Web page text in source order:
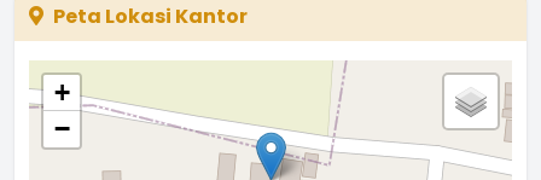
Peta Lokasi Kantor
+
−